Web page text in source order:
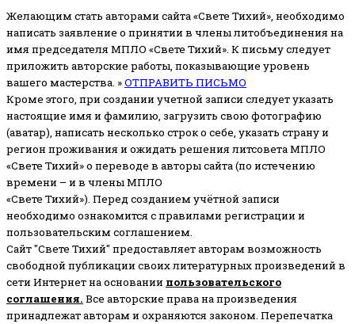
Желающим стать авторами сайта «Свете Тихий», необходимо
написать заявление о принятии в члены литобъединения на
имя председателя МПЛО «Свете Тихий». К письму следует
приложить авторские работы, показывающие уровень
вашего мастерства. »ОТПРАВИТЬ ПИСЬМО
Кроме этого, при создании учетной записи следует указать
настоящие имя и фамилию, загрузить свою фотографию
(аватар), написать несколько строк о себе, указать страну и
регион проживания и ожидать решения литсовета МПЛО
«Свете Тихий» о переводе в авторы сайта (по истечению
времени – и в члены МПЛО
«Свете Тихий»). Перед созданием учётной записи
необходимо ознакомится с правилами регистрации и
пользовательским соглашением.
Сайт "Свете Тихий" предоставляет авторам возможность
свободной публикации своих литературных произведений в
сети Интернет на основании пользовательского
соглашения. Все авторские права на произведения
принадлежат авторам и охраняются законом. Перепечатка